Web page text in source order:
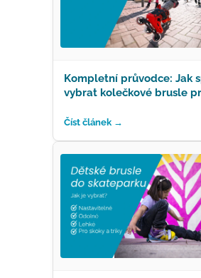
Kompletní průvodce: Jak
vybrat kolečkové brusle
Číst článek →